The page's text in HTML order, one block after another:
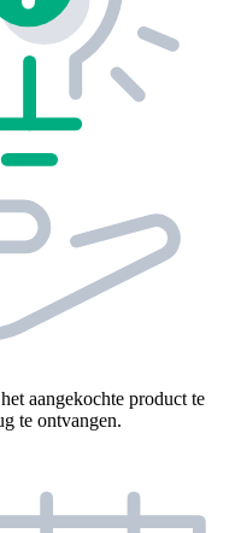
aangekochte product te
te ontvangen.